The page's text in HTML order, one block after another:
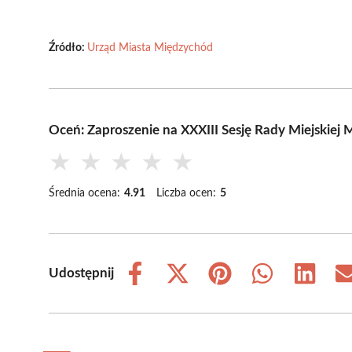
Źródło: Urząd Miasta Międzychód
Oceń: Zaproszenie na XXXIII Sesję Rady Miejskiej
★ ★ ★ ★ ★
Średnia ocena: 4.91 Liczba ocen: 5
Udostępnij
Share
Share
(Twitter)
Share
Share
Share